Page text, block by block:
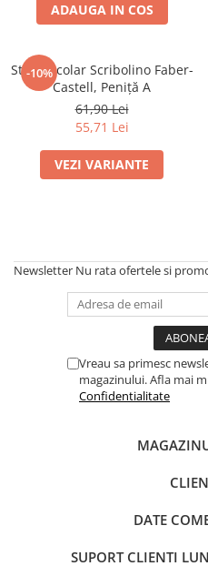
ADAUGA IN COS
-10%
Stilou Școlar Scribolino Faber-
Castell, Peniță A
61,90 Lei
55,71 Lei
VEZI VARIANTE
Newsletter Nu rata ofertele si
Vreau sa primesc
magazinului. Afla mai
Confidentialitate
DATE
SUPORT CLIENTI